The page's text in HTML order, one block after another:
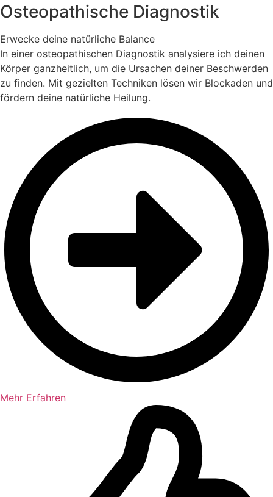
Osteopathische Diagnostik
Erwecke deine natürliche Balance
In einer osteopathischen Diagnostik analysiere ich deinen
Körper ganzheitlich, um die Ursachen deiner Beschwerden
zu finden. Mit gezielten Techniken lösen wir Blockaden und
fördern deine natürliche Heilung.
Mehr Erfahren